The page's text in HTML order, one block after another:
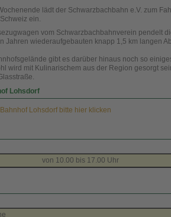
lädt der Schwarzbachbahn e.V. zum
ein.
vom Schwarzbachbahnverein pendelt
Jahren wiederaufgebauten knapp 1,5 km langen
gibt es darüber hinaus noch so
wird mit Kulinarischem aus der Region gesorgt
Lohsdorf
Lohsdorf bitte hier klicken
bis 17.00 Uhr